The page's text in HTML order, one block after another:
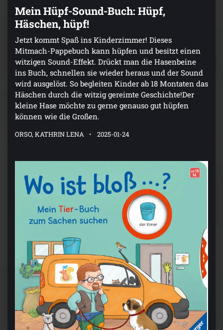
Mein Hüpf-Sound-Buch: Hüpf,
Häschen, hüpf!
Jetzt kommt Spaß ins Kinderzimmer! Dieses
Mitmach-Pappebuch kann hüpfen und besitzt einen
witzigen Sound-Effekt. Drückt man die Hasenbeine
ins Buch, schnellen sie wieder heraus und der Sound
wird ausgelöst. So begleiten Kinder ab 18 Montaten das
Häschen durch die witzig gereimte Geschichte!Der
kleine Hase möchte zu gerne genauso gut hüpfen
können wie die Großen.
ORSO, KATHRIN LENA 2025-01-24